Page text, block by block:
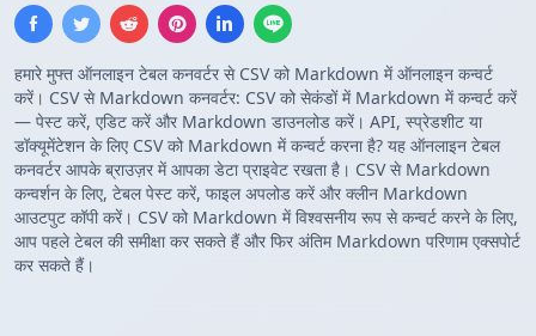
हमारे मुफ्त ऑनलाइन टेबल कनवर्टर से CSV को Markdown में ऑनलाइन कन्वर्ट
करें। CSV से Markdown कनवर्टर: CSV को सेकंडों में Markdown में कन्वर्ट करें
— पेस्ट करें, एडिट करें और Markdown डाउनलोड करें। API, स्प्रेडशीट या
डॉक्यूमेंटेशन के लिए CSV को Markdown में कन्वर्ट करना है? यह ऑनलाइन टेबल
कनवर्टर आपके ब्राउज़र में आपका डेटा प्राइवेट रखता है। CSV से Markdown
कन्वर्शन के लिए, टेबल पेस्ट करें, फाइल अपलोड करें और क्लीन Markdown
आउटपुट कॉपी करें। CSV को Markdown में विश्वसनीय रूप से कन्वर्ट करने के लिए,
आप पहले टेबल की समीक्षा कर सकते हैं और फिर अंतिम Markdown परिणाम एक्सपोर्ट
कर सकते हैं।